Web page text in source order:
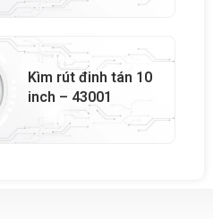
Kìm rút đinh tán 10
inch – 43001